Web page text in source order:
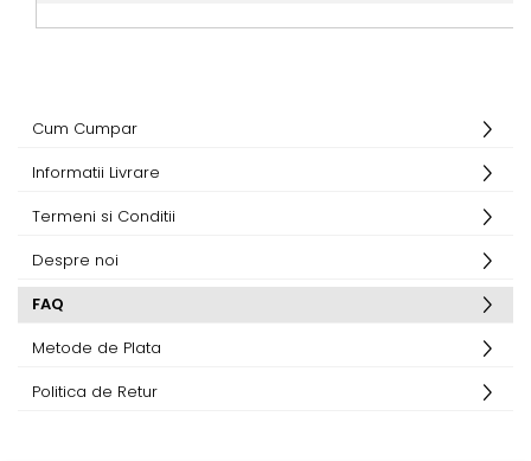
Cum Cumpar
Informatii Livrare
Termeni si Conditii
Despre noi
FAQ
Metode de Plata
Politica de Retur